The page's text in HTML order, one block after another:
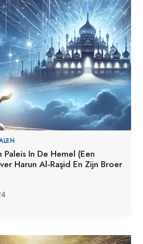
Paleis In De Hemel (Een
Harun Al-Raşid En Zijn Broer